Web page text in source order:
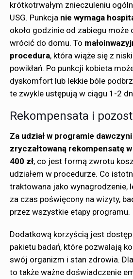
krótkotrwałym znieczuleniu
USG. Punkcja nie wymaga
około godzinie od zabiegu może
wrócić do domu. To
procedura, która wiąże się z
powikłań. Po punkcji kobieta
dyskomfort lub lekkie bóle
te zwykle ustępują w ciągu 1-2
Rekompensata i
Za udział w programie
zryczałtowaną rekompensatę
400 zł, co jest formą zwrotu
udziałem w procedurze. Co
traktowana jako wynagrodzenie,
za czas poświęcony na wizyty,
przez wszystkie etapy programu.
Dodatkową korzyścią jest
pakietu badań, które pozwalają
swój organizm i stan zdrowia.
to także ważne doświadczenie